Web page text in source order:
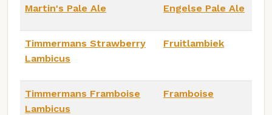
Martin's Pale Ale Engelse Pale Ale
Timmermans Strawberry
Lambicus
Fruitlambiek
Timmermans Framboise
Lambicus
Framboise